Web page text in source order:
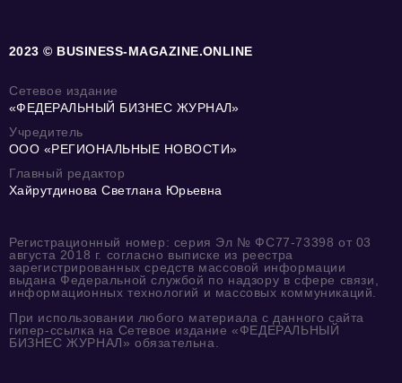
2023 © BUSINESS-MAGAZINE.ONLINE
Сетевое издание
«ФЕДЕРАЛЬНЫЙ БИЗНЕС ЖУРНАЛ»
Учредитель
ООО «РЕГИОНАЛЬНЫЕ НОВОСТИ»
Главный редактор
Хайрутдинова Светлана Юрьевна
Регистрационный номер: серия Эл № ФС77-73398 от 03
августа 2018 г. согласно выписке из реестра
зарегистрированных средств массовой информации
выдана Федеральной службой по надзору в сфере связи,
информационных технологий и массовых коммуникаций.
При использовании любого материала с данного сайта
гипер-ссылка на Сетевое издание «ФЕДЕРАЛЬНЫЙ
БИЗНЕС ЖУРНАЛ» обязательна.